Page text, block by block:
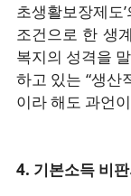
초생활보장제도
조건으로 한 생
복지의 성격을
하고 있는 “생산
이라 해도 과언
4. 기본소득 비